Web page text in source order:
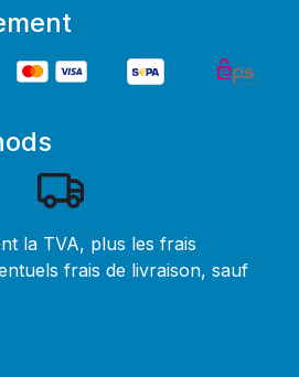
la TVA, plus les frais
frais de livraison, sauf